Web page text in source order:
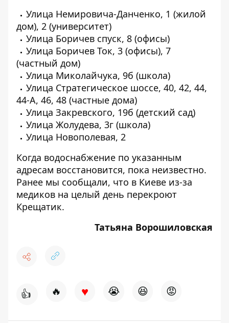
Улица Немировича-Данченко, 1 (жилой
дом), 2 (университет)
Улица Боричев спуск, 8 (офисы)
Улица Боричев Ток, 3 (офисы), 7
(частный дом)
Улица Миколайчука, 9б (школа)
Улица Стратегическое шоссе, 40, 42, 44,
44-А, 46, 48 (частные дома)
Улица Закревского, 19б (детский сад)
Улица Жолудева, 3г (школа)
Улица Новополевая, 2
Когда водоснабжение по указанным
адресам восстановится, пока неизвестно.
Ранее мы сообщали, что в Киеве из-за
медиков на целый день перекроют
Крещатик.
Татьяна Ворошиловская
👍 🔥 ♥ 😭 😆 😡